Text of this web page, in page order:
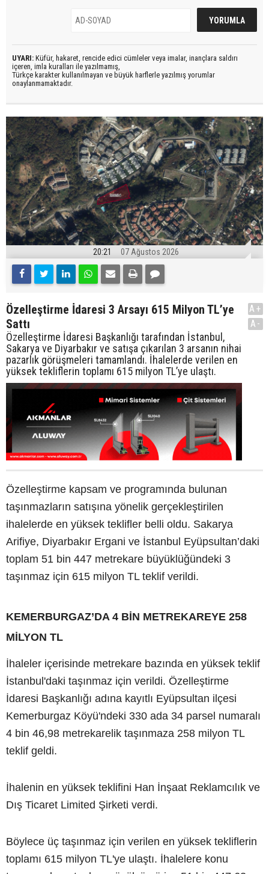
UYARI: Küfür, hakaret, rencide edici cümleler veya imalar, inançlara saldırı
içeren, imla kuralları ile yazılmamış,
Türkçe karakter kullanılmayan ve büyük harflerle yazılmış yorumlar
onaylanmamaktadır.
20:21 07 Ağustos 2026
Özelleştirme İdaresi 3 Arsayı 615 Milyon TL’ye
Sattı
Özelleştirme İdaresi Başkanlığı tarafından İstanbul,
Sakarya ve Diyarbakır ve satışa çıkarılan 3 arsanın nihai
pazarlık görüşmeleri tamamlandı. İhalelerde verilen en
yüksek tekliflerin toplamı 615 milyon TL’ye ulaştı.
A+
A-
Özelleştirme kapsam ve programında bulunan
taşınmazların satışına yönelik gerçekleştirilen
ihalelerde en yüksek teklifler belli oldu. Sakarya
Arifiye, Diyarbakır Ergani ve İstanbul Eyüpsultan’daki
toplam 51 bin 447 metrekare büyüklüğündeki 3
taşınmaz için 615 milyon TL teklif verildi.
KEMERBURGAZ’DA 4 BİN METREKAREYE 258
MİLYON TL
İhaleler içerisinde metrekare bazında en yüksek teklif
İstanbul'daki taşınmaz için verildi. Özelleştirme
İdaresi Başkanlığı adına kayıtlı Eyüpsultan ilçesi
Kemerburgaz Köyü'ndeki 330 ada 34 parsel numaralı
4 bin 46,98 metrekarelik taşınmaza 258 milyon TL
teklif geldi.
İhalenin en yüksek teklifini Han İnşaat Reklamcılık ve
Dış Ticaret Limited Şirketi verdi.
Böylece üç taşınmaz için verilen en yüksek tekliflerin
toplamı 615 milyon TL'ye ulaştı. İhalelere konu